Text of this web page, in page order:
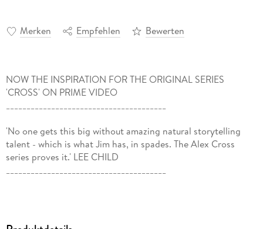
Merken Empfehlen Bewerten
NOW THE INSPIRATION FOR THE ORIGINAL SERIES
'CROSS' ON PRIME VIDEO
'No one gets this big without amazing natural storytelling
talent - which is what Jim has, in spades. The Alex Cross
series proves it.' LEE CHILD